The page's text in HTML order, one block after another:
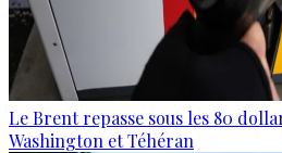
Le Brent repasse sous les 80
Washington et Téhéran